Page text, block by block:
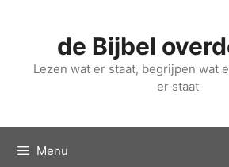
inhoud
de Bijbel
Lezen wat er staat, begrijpen wat
er staat
Menu